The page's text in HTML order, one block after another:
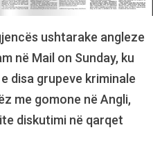
ushtarake angleze
në Mail on Sunday, ku
disa grupeve kriminale
me gomone në Angli,
diskutimi në qarqet